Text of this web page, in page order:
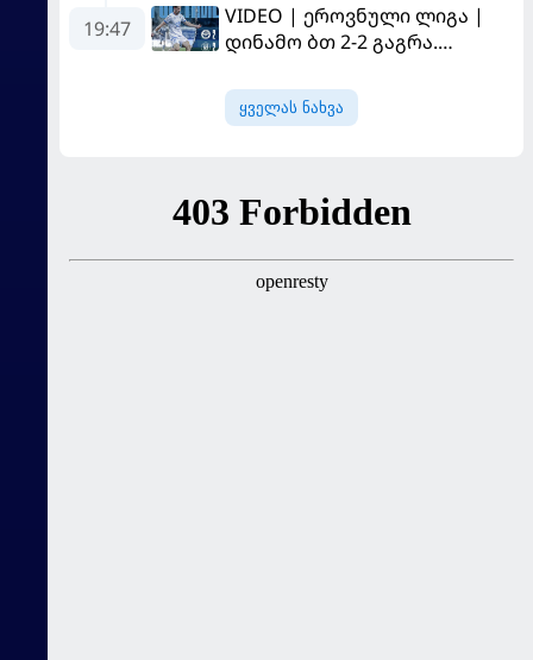
"გალათასარაის" მოუგო
19:47
VIDEO | ეროვნული ლიგა |
დინამო ბთ 2-2 გაგრა.
ყველას ნახვა